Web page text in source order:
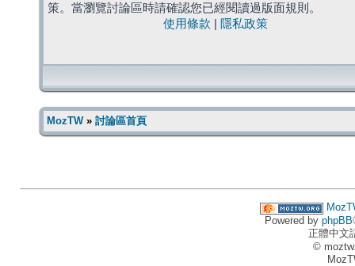
策。當瀏覽討論區時請確認您已經閱讀過版面規則。
使用條款
隱私政策
MozTW» 討論區首頁
Powered by phpBB
正體中文
©